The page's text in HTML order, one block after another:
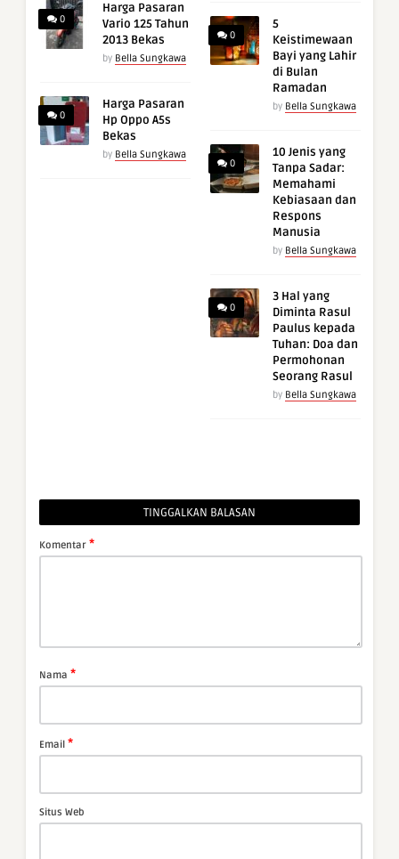
0
Harga Pasaran
Vario 125 Tahun
2013 Bekas
by Bella Sungkawa
0
Harga Pasaran
Hp Oppo A5s
Bekas
by Bella Sungkawa
0
5
Keistimewaan
Bayi yang Lahir
di Bulan
Ramadan
by Bella Sungkawa
0
10 Jenis yang
Tanpa Sadar:
Memahami
Kebiasaan dan
Respons
Manusia
by Bella Sungkawa
0
3 Hal yang
Diminta Rasul
Paulus kepada
Tuhan: Doa dan
Permohonan
Seorang Rasul
by Bella Sungkawa
TINGGALKAN BALASAN
Komentar *
Nama *
Email *
Situs Web